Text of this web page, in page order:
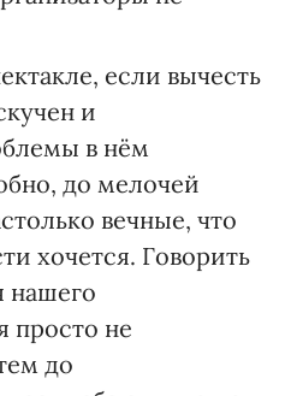
если вычесть
и
в нём
до мелочей
вечные, что
хочется. Говорить
нашего
просто не
до